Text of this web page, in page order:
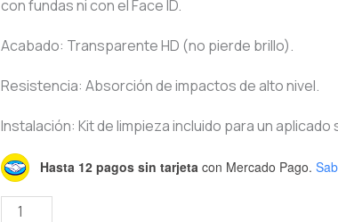
$150.00.$65.00.
con fundas ni con el Face ID.
Acabado: Transparente HD (no pierde brillo).
Resistencia: Absorción de impactos de alto nivel.
Instalación: Kit de limpieza incluido para un aplicado
Hasta 12 pagos sin tarjeta con Mercado Pago.
Mica